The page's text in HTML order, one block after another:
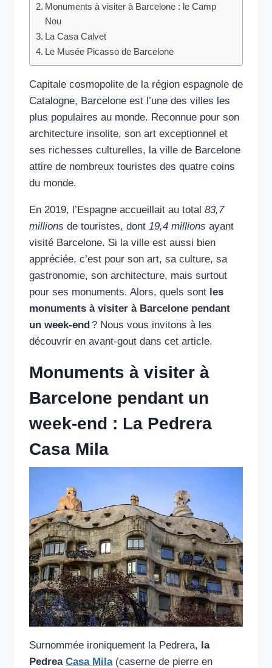
Monuments à visiter à Barcelone : le Camp
Nou
La Casa Calvet
Le Musée Picasso de Barcelone
Capitale cosmopolite de la région espagnole de
Catalogne, Barcelone est l’une des villes les
plus populaires au monde. Reconnue pour son
architecture insolite, son art exceptionnel et
ses richesses culturelles, la ville de Barcelone
attire de nombreux touristes des quatre coins
du monde.
En 2019, l’Espagne accueillait au total 83,7
millions de touristes, dont 19,4 millions ayant
visité Barcelone. Si la ville est aussi bien
appréciée, c’est pour son art, sa culture, sa
gastronomie, son architecture, mais surtout
pour ses monuments. Alors, quels sont les
monuments à visiter à Barcelone pendant
un week-end ? Nous vous invitons à les
découvrir en avant-gout dans cet article.
Monuments à visiter à
Barcelone pendant un
week-end : La Pedrera
Casa Mila
Surnommée ironiquement la Pedrera, la
Pedrea Casa Mila(caserne de pierre en